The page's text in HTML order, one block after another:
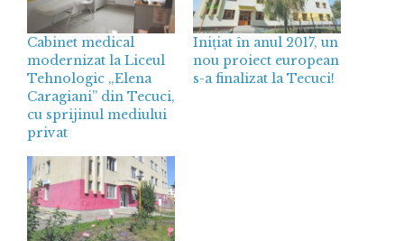
Cabinet medical
modernizat la Liceul
Tehnologic „Elena
Caragiani” din Tecuci,
cu sprijinul mediului
privat
Inițiat în anul 2017, un
nou proiect european
s-a finalizat la Tecuci!